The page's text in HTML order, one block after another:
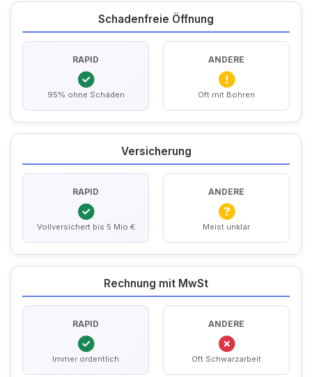
Schadenfreie Öffnung
RAPID
95% ohne Schäden
ANDERE
Oft mit Bohren
Versicherung
RAPID
Vollversichert bis 5 Mio €
ANDERE
Meist unklar
Rechnung mit MwSt
RAPID
Immer ordentlich
ANDERE
Oft Schwarzarbeit